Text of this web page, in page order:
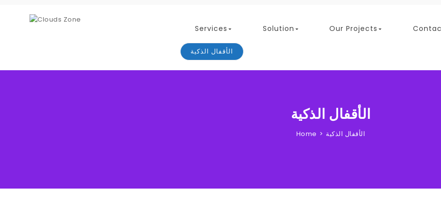
Services Solution Our Projects
الأقفال الذكية
الأقفال الذكية
Home الأقفال الذكية